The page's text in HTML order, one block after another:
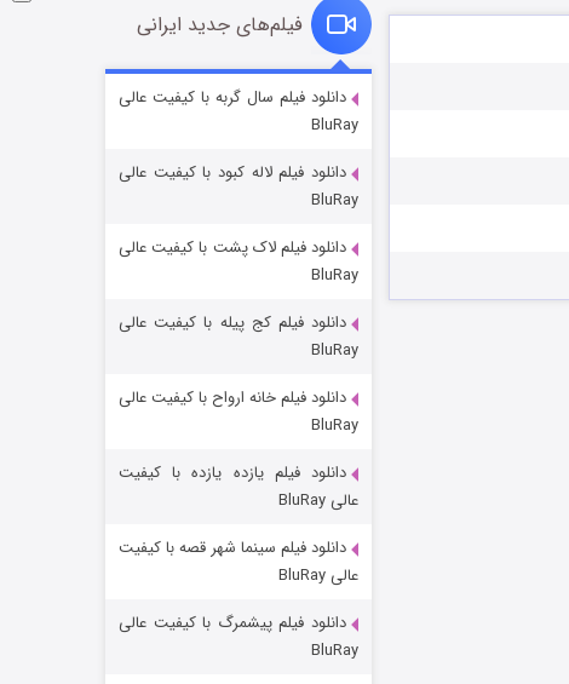
فروشگاهی برای قاتلان فصل ۲
قسمت
شوهر
فیلم‌های جدید ایرانی
دانلود فیلم سال گربه با کیفیت عالی
BluRay
دانلود فیلم لاله کبود با کیفیت عالی
BluRay
دانلود فیلم لاک پشت با کیفیت عالی
BluRay
دانلود فیلم کج‌ پیله با کیفیت عالی
BluRay
دانلود فیلم خانه ارواح با کیفیت عالی
BluRay
دانلود فیلم یازده یازده با کیفیت
عالی BluRay
دانلود فیلم سینما شهر قصه با کیفیت
عالی BluRay
دانلود فیلم پیشمرگ با کیفیت عالی
BluRay